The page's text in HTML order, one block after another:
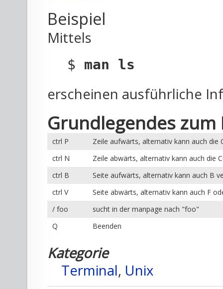
Beispiel
Mittels
$ man ls
erscheinen ausführliche
Grundlegendes zum
ctrl P
Zeile aufwärts, alternativ kann auch
ctrl N
Zeile abwärts, alternativ kann auch die
ctrl B Seite aufwärts, alternativ kann auch B
ctrl V Seite abwärts, alternativ kann auch F
/ foo
sucht in der manpage nach "foo"
Q
Beenden
Kategorie
Terminal, Unix